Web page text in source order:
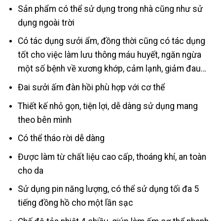
Sản phẩm có thể sử dụng trong nhà cũng như sử
dụng ngoài trời
Có tác dụng sưởi ẩm, đồng thời cũng có tác dụng
tốt cho việc làm lưu thông máu huyết, ngăn ngừa
một số bệnh về xương khớp, cảm lạnh, giảm đau…
Đai sưởi ấm đàn hồi phù hợp với cơ thể
Thiết kế nhỏ gọn, tiện lợi, dễ dàng sử dụng mang
theo bên mình
Có thể tháo rời dễ dàng
Được làm từ chất liệu cao cấp, thoáng khí, an toàn
cho da
Sử dụng pin năng lượng, có thể sử dụng tối đa 5
tiếng đồng hồ cho một lần sạc